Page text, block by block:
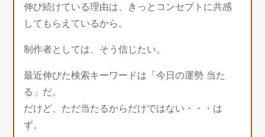
伸び続けている理由は、きっとコンセプトに共感
してもらえているから。
制作者としては、そう信じたい。
最近伸びた検索キーワードは「今日の運勢 当た
る」だ。
だけど、ただ当たるからだけではない・・・は
ず。